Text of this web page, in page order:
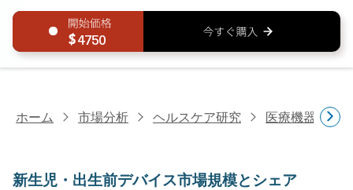
4750
ホーム 市場分析 ヘルスケア研究 医療機器研究
新生児・出生前デバイス市場規模とシェア